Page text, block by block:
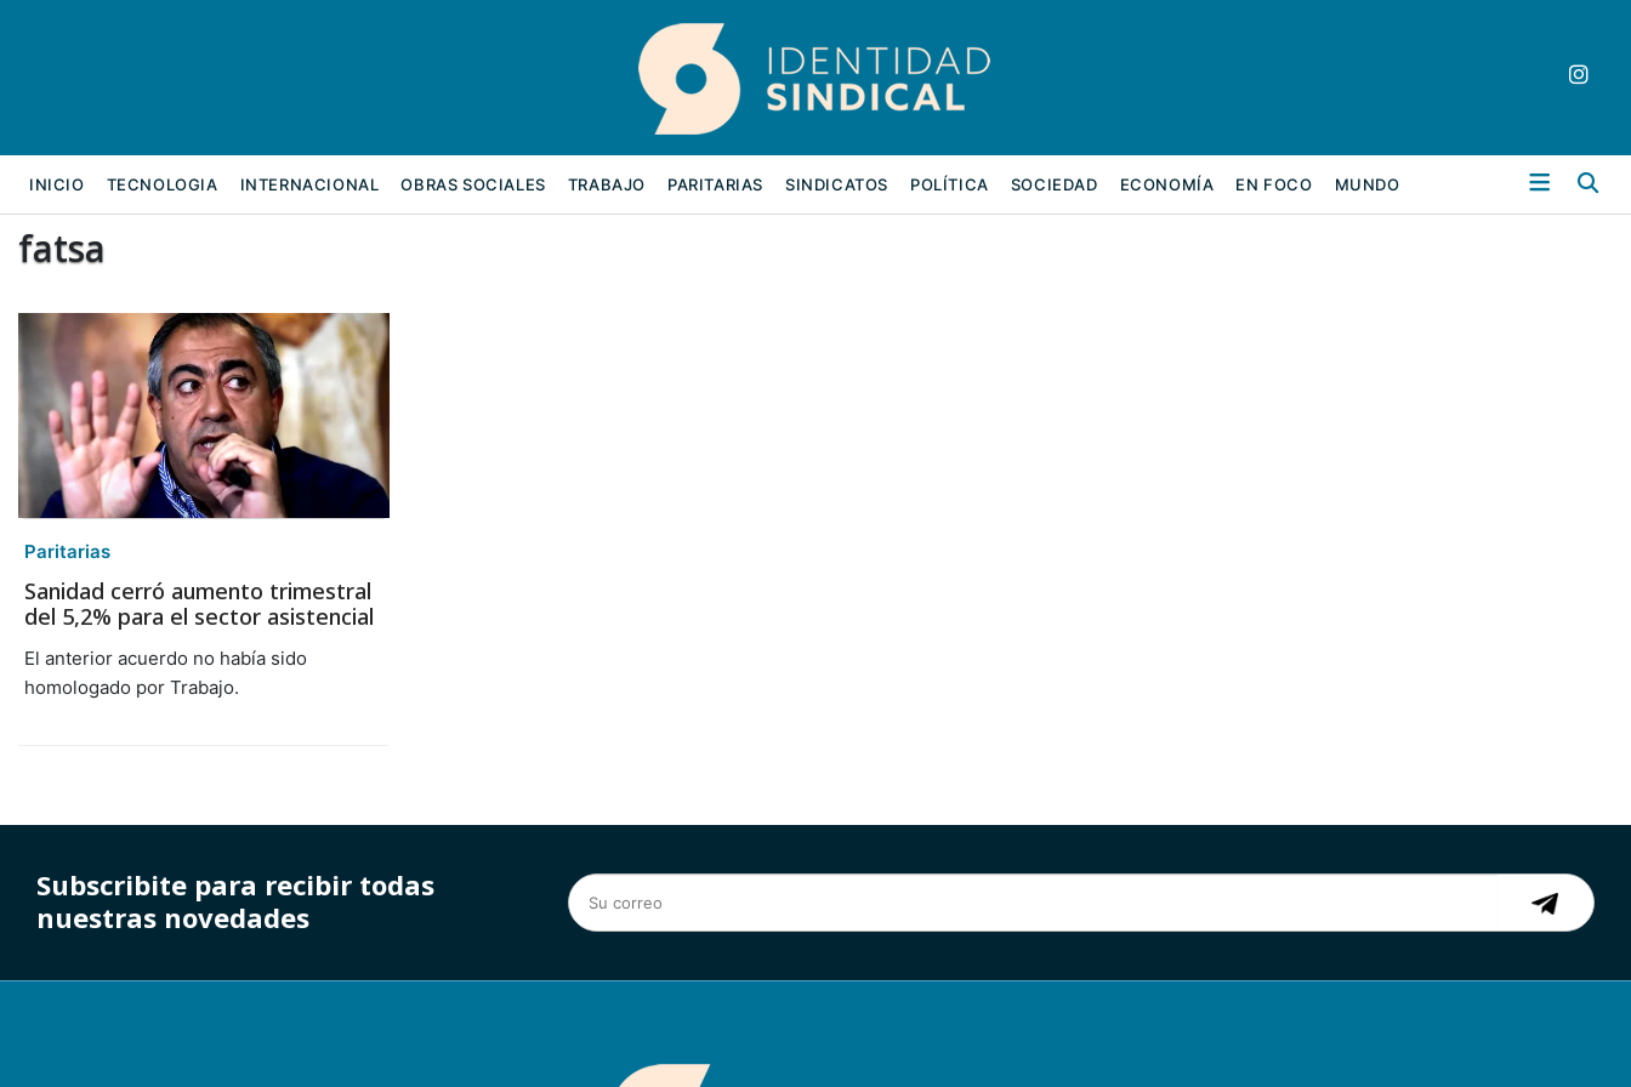
INICIO TECNOLOGIA INTERNACIONAL OBRAS SOCIALES TRABAJO PARITARIAS SINDICATOS POLÍTICA SOCIEDAD ECONOMÍA EN FOCO MUNDO
REFORMA LABORAL
fatsa
Paritarias
Sanidad cerró aumento trimestral
del 5,2% para el sector asistencial
El anterior acuerdo no había sido
homologado por Trabajo.
Subscribite para recibir todas
nuestras novedades